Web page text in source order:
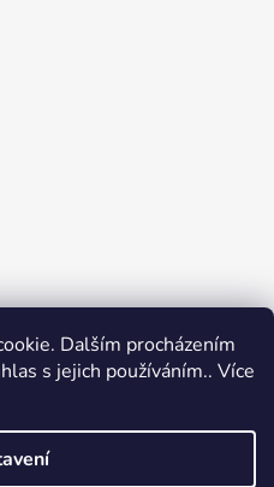
Dalším procházením
s jejich používáním.. Více